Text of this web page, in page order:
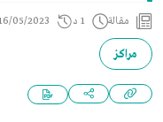
مقالة 1 د 05/2023
مراكز